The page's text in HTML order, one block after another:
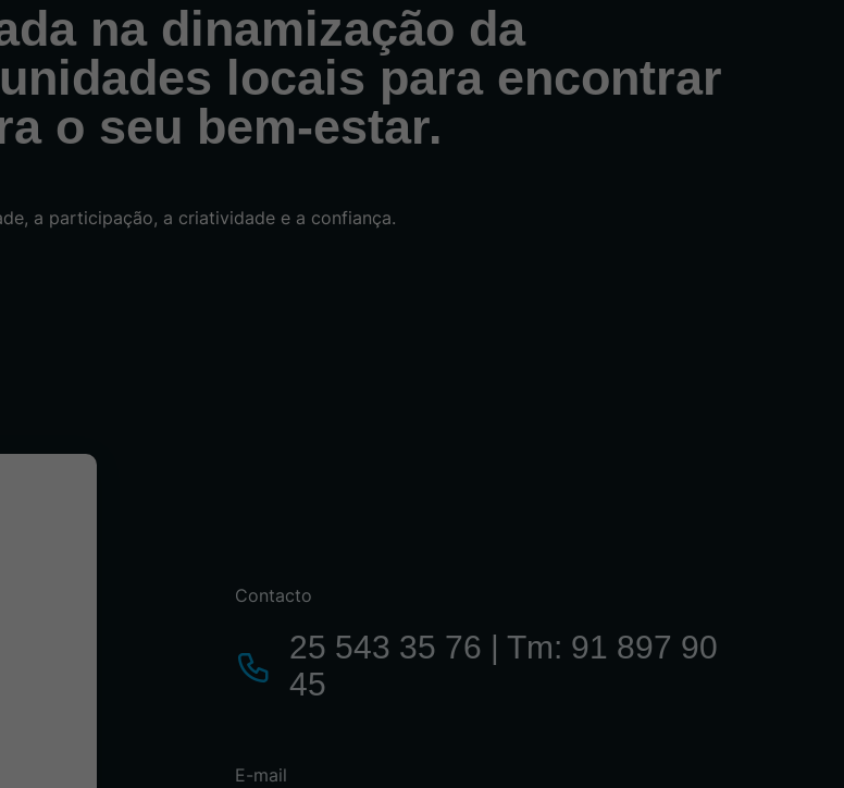
na dinamização da
locais para encontrar
o seu bem-estar.
a participação, a criatividade e a confiança.
Contacto
25 543 35 76 | Tm: 91 897 90
45
E-mail